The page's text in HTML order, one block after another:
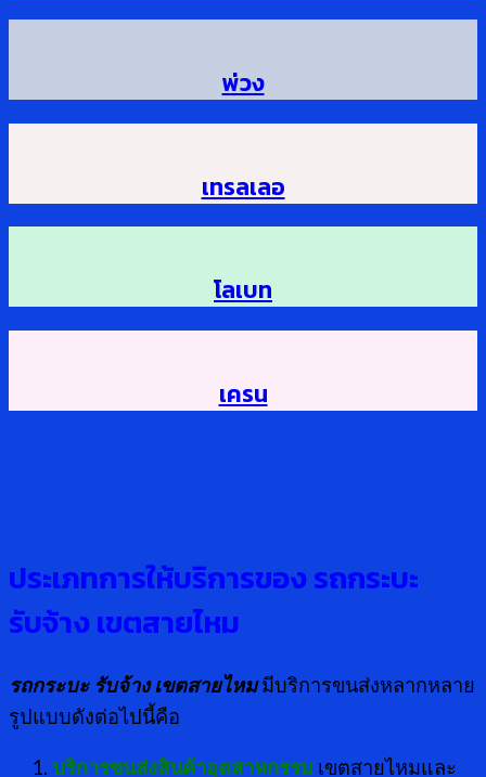
พ่วง
เทรลเลอ
โลเบท
เครน
ประเภทการให้บริการของ รถกระบะ
รับจ้าง เขตสายไหม
รถกระบะ รับจ้าง เขตสายไหมมีบริการขนส่งหลากหลาย
รูปแบบดังต่อไปนี้คือ
บริการขนส่งสินค้าอุตสาหกรรม เขตสายไหมและ